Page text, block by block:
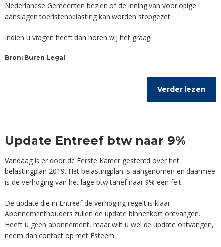
Nederlandse Gemeenten bezien of de inning van voorlopige
aanslagen toeristenbelasting kan worden stopgezet.
Indien u vragen heeft dan horen wij het graag.
Bron: Buren Legal
Verder lezen
Update Entreef btw naar 9%
Vandaag is er door de Eerste Kamer gestemd over het
belastingplan 2019. Het belastingplan is aangenomen en daarmee
is de verhoging van het lage btw tarief naar 9% een feit.
De update die in Entreef de verhoging regelt is klaar.
Abonnementhouders zullen de update binnenkort ontvangen.
Heeft u geen abonnement, maar wilt u wel de update ontvangen,
neem dan contact op met Esteem.